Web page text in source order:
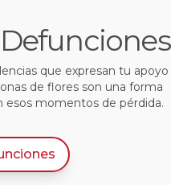
que expresan tu apoyo
de flores son una forma
esos momentos de pérdida.